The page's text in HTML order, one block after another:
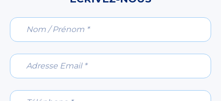
Nom / Prénom *
Adresse Email *
Téléphone *